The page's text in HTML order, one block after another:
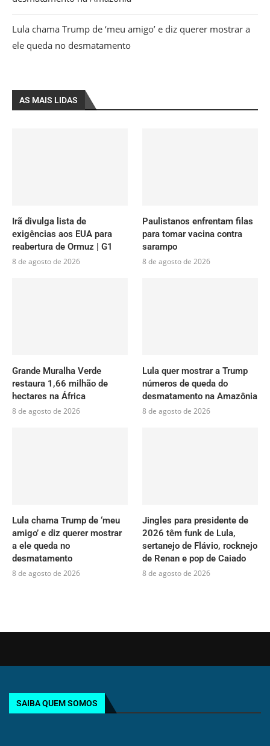
Lula chama Trump de ‘meu amigo’ e diz querer mostrar a
ele queda no desmatamento
AS MAIS LIDAS
Irã divulga lista de
exigências aos EUA para
reabertura de Ormuz | G1
8 de agosto de 2026
Paulistanos enfrentam filas
para tomar vacina contra
sarampo
8 de agosto de 2026
Grande Muralha Verde
restaura 1,66 milhão de
hectares na África
8 de agosto de 2026
Lula quer mostrar a Trump
números de queda do
desmatamento na Amazônia
8 de agosto de 2026
Lula chama Trump de ‘meu
amigo’ e diz querer mostrar
a ele queda no
desmatamento
8 de agosto de 2026
Jingles para presidente de
2026 têm funk de Lula,
sertanejo de Flávio, rocknejo
de Renan e pop de Caiado
8 de agosto de 2026
SAIBA QUEM SOMOS